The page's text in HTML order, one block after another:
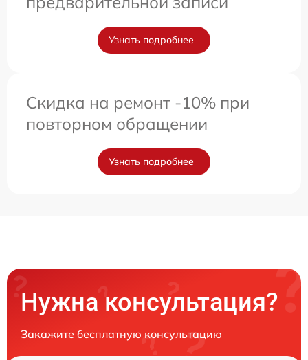
Узнать подробнее
Скидка на ремонт -10% при
повторном обращении
Узнать подробнее
Нужна консультация?
Закажите бесплатную консультацию